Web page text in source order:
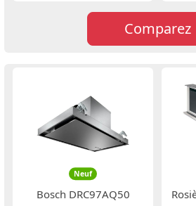
Comparez
Neuf
Bosch DRC97AQ50